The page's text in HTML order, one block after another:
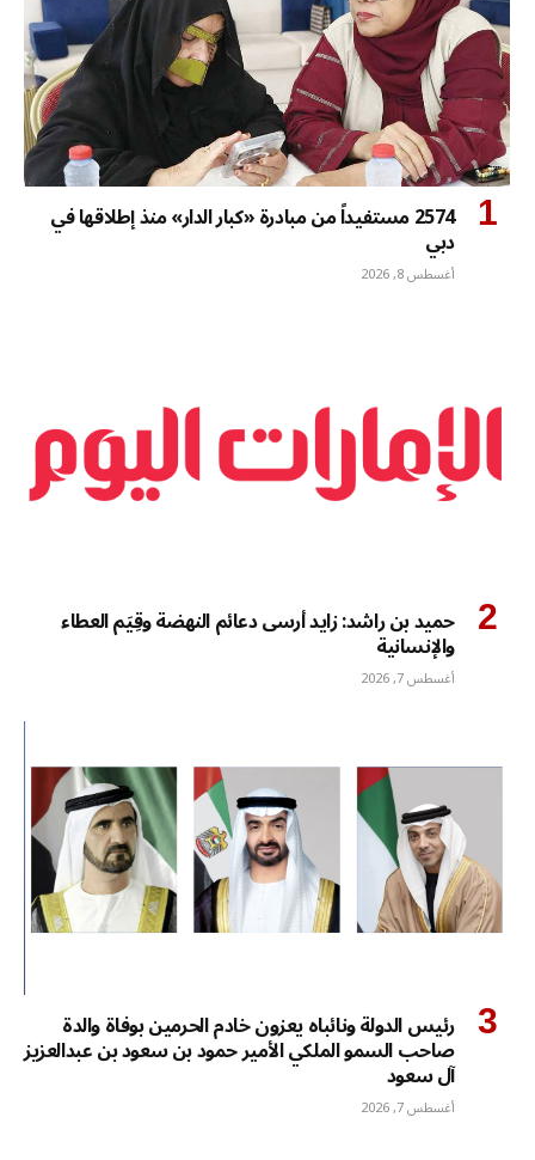
2574 مستفيداً من مبادرة «كبار الدار» منذ إطلاقها في
دبي
أغسطس 8, 2026
حميد بن راشد: زايد أرسى دعائم النهضة وقِيَم العطاء
والإنسانية
أغسطس 7, 2026
رئيس الدولة ونائباه يعزون خادم الحرمين بوفاة والدة
صاحب السمو الملكي الأمير حمود بن سعود بن عبدالعزيز
آل سعود
أغسطس 7, 2026